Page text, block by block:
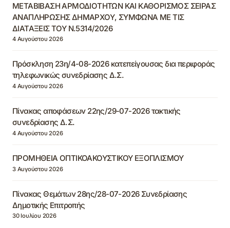
ΜΕΤΑΒΙΒΑΣΗ ΑΡΜΟΔΙΟΤΗΤΩΝ ΚΑΙ ΚΑΘΟΡΙΣΜΟΣ ΣΕΙΡΑΣ
ΑΝΑΠΛΗΡΩΣΗΣ ΔΗΜΑΡΧΟΥ, ΣΥΜΦΩΝΑ ΜΕ ΤΙΣ
ΔΙΑΤΑΞΕΙΣ ΤΟΥ Ν.5314/2026
4 Αυγούστου 2026
Πρόσκληση 23η/4-08-2026 κατεπείγουσας δια περιφοράς
τηλεφωνικώς συνεδρίασης Δ.Σ.
4 Αυγούστου 2026
Πίνακας αποφάσεων 22ης/29-07-2026 τακτικής
συνεδρίασης Δ.Σ.
4 Αυγούστου 2026
ΠΡΟΜΗΘΕΙΑ ΟΠΤΙΚΟΑΚΟΥΣΤΙΚΟΥ ΕΞΟΠΛΙΣΜΟΥ
3 Αυγούστου 2026
Πίνακας Θεμάτων 28ης/28-07-2026 Συνεδρίασης
Δημοτικής Επιτροπής
30 Ιουλίου 2026